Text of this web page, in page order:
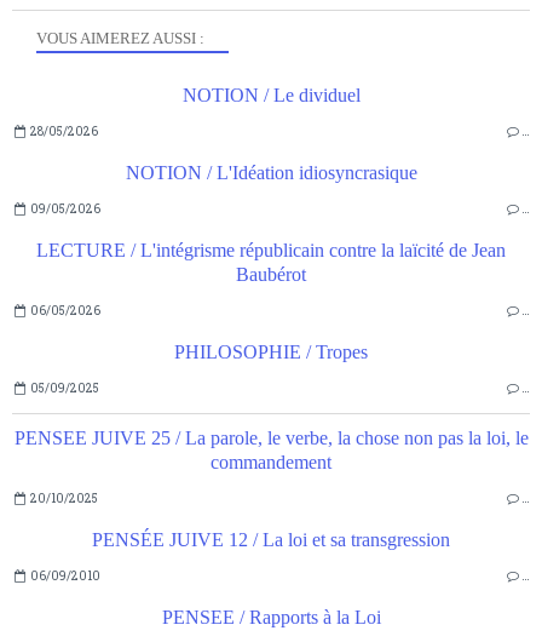
VOUS AIMEREZ AUSSI :
NOTION / Le dividuel
28/05/2026 …
NOTION / L'Idéation idiosyncrasique
09/05/2026 …
LECTURE / L'intégrisme républicain contre la laïcité de Jean
Baubérot
06/05/2026 …
PHILOSOPHIE / Tropes
05/09/2025 …
PENSEE JUIVE 25 / La parole, le verbe, la chose non pas la loi, le
commandement
20/10/2025 …
PENSÉE JUIVE 12 / La loi et sa transgression
06/09/2010 …
PENSEE / Rapports à la Loi